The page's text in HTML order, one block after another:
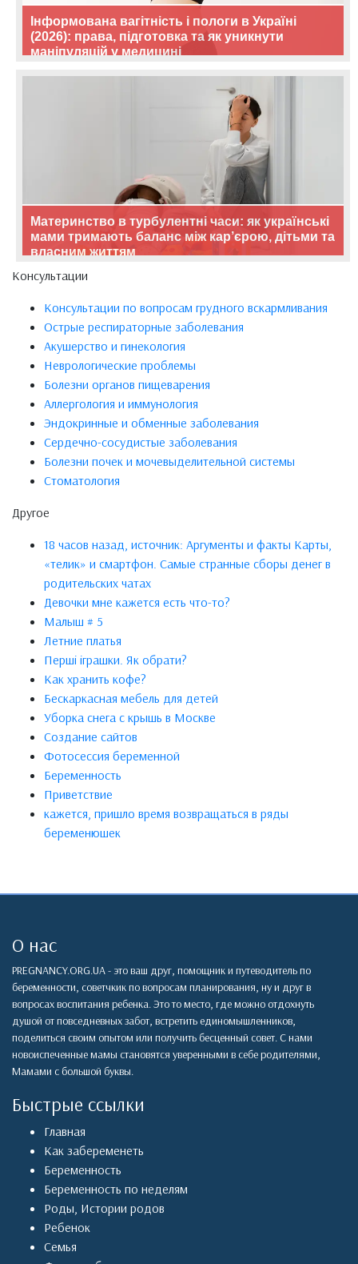
Інформована вагітність і пологи в Україні
(2026): права, підготовка та як уникнути
маніпуляцій у медицині
Материнство в турбулентні часи: як українські
мами тримають баланс між кар’єрою, дітьми та
власним життям
Консультации
Консультации по вопросам грудного вскармливания
Острые респираторные заболевания
Акушерство и гинекология
Неврологические проблемы
Болезни органов пищеварения
Аллергология и иммунология
Эндокринные и обменные заболевания
Сердечно-сосудистые заболевания
Болезни почек и мочевыделительной системы
Стоматология
Другое
18 часов назад, источник: Аргументы и факты Карты,
«телик» и смартфон. Самые странные сборы денег в
родительских чатах
Девочки мне кажется есть что-то?
Малыш # 5
Летние платья
Перші іграшки. Як обрати?
Как хранить кофе?
Бескаркасная мебель для детей
Уборка снега с крышь в Москве
Создание сайтов
Фотосессия беременной
Беременность
Приветствие
кажется, пришло время возвращаться в ряды
беременюшек
О нас
PREGNANCY.ORG.UA - это ваш друг, помощник и путеводитель по
беременности, советчкик по вопросам планирования, ну и друг в
вопросах воспитания ребенка. Это то место, где можно отдохнуть
душой от повседневных забот, встретить единомышленников,
поделиться своим опытом или получить бесценный совет. С нами
новоиспеченные мамы становятся уверенными в себе родителями,
Мамами с большой буквы.
Быстрые ссылки
Главная
Как забеременеть
Беременность
Беременность по неделям
Роды, Истории родов
Ребенок
Семья